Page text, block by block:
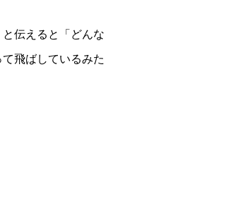
伝えると「どんな
飛ばしているみた